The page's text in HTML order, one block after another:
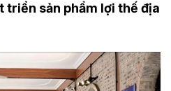
triển sản phẩm lợi thế địa